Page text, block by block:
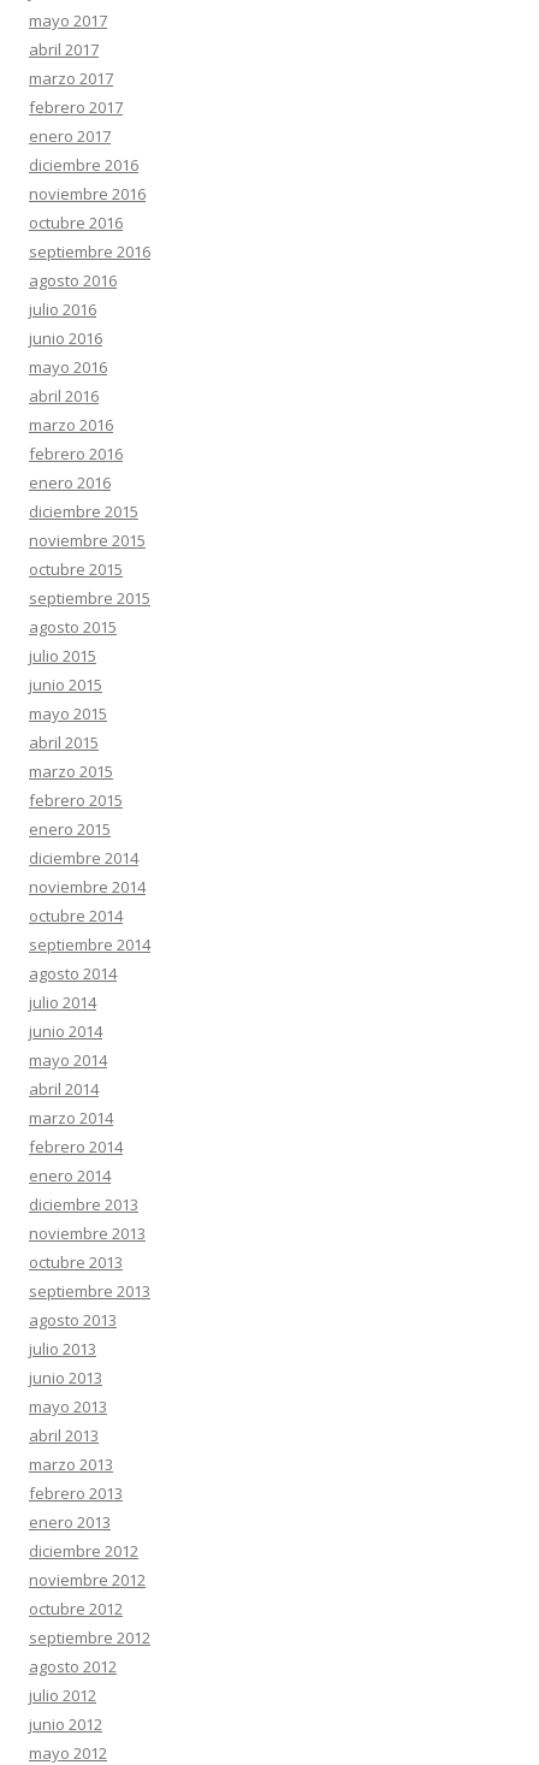
mayo 2017
abril 2017
marzo 2017
febrero 2017
enero 2017
diciembre 2016
noviembre 2016
octubre 2016
septiembre 2016
agosto 2016
julio 2016
junio 2016
mayo 2016
abril 2016
marzo 2016
febrero 2016
enero 2016
diciembre 2015
noviembre 2015
octubre 2015
septiembre 2015
agosto 2015
julio 2015
junio 2015
mayo 2015
abril 2015
marzo 2015
febrero 2015
enero 2015
diciembre 2014
noviembre 2014
octubre 2014
septiembre 2014
agosto 2014
julio 2014
junio 2014
mayo 2014
abril 2014
marzo 2014
febrero 2014
enero 2014
diciembre 2013
noviembre 2013
octubre 2013
septiembre 2013
agosto 2013
julio 2013
junio 2013
mayo 2013
abril 2013
marzo 2013
febrero 2013
enero 2013
diciembre 2012
noviembre 2012
octubre 2012
septiembre 2012
agosto 2012
julio 2012
junio 2012
mayo 2012